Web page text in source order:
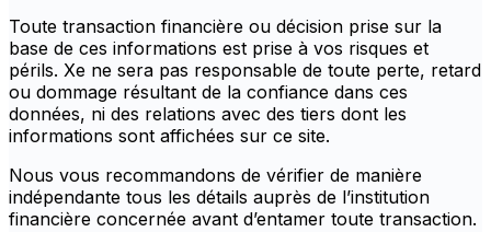
Toute transaction financière ou décision prise sur la
base de ces informations est prise à vos risques et
périls. Xe ne sera pas responsable de toute perte, retard
ou dommage résultant de la confiance dans ces
données, ni des relations avec des tiers dont les
informations sont affichées sur ce site.
Nous vous recommandons de vérifier de manière
indépendante tous les détails auprès de l’institution
financière concernée avant d’entamer toute transaction.